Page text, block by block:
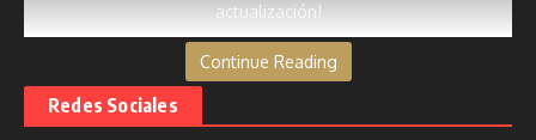
actualización!
[mc4wp_form id=53]Continue Reading
Redes Sociales